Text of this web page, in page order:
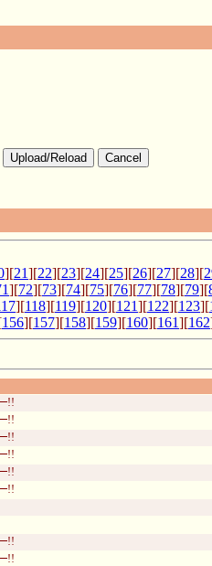
Upload/Reload Cancel
][21][22][23][24][25][26][27][28][
][72][73][74][75][76][77][78][79][
][118][119][120][121][122][123][
156][157][158][159][160][161][162